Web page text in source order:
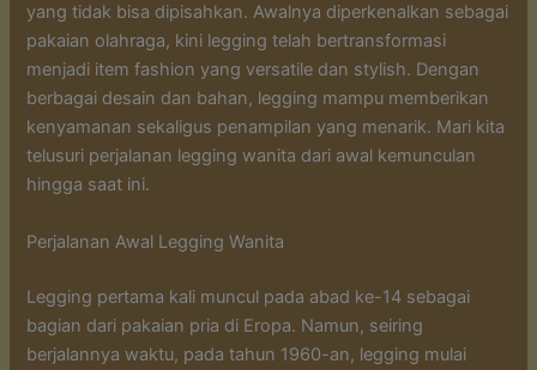
yang tidak bisa dipisahkan. Awalnya diperkenalkan sebagai
pakaian olahraga, kini legging telah bertransformasi
menjadi item fashion yang versatile dan stylish. Dengan
berbagai desain dan bahan, legging mampu memberikan
kenyamanan sekaligus penampilan yang menarik. Mari kita
telusuri perjalanan legging wanita dari awal kemunculan
hingga saat ini.
Perjalanan Awal Legging Wanita
Legging pertama kali muncul pada abad ke-14 sebagai
bagian dari pakaian pria di Eropa. Namun, seiring
berjalannya waktu, pada tahun 1960-an, legging mulai